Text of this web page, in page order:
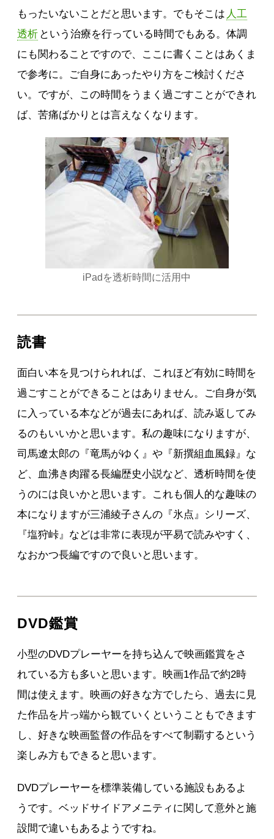
もったいないことだと思います。でもそこは 人工
透析 という治療を行っている時間でもある。体調
にも関わることですので、ここに書くことはあくま
で参考に。ご自身にあったやり方をご検討くださ
い。ですが、この時間をうまく過ごすことができれ
ば、苦痛ばかりとは言えなくなります。
iPadを透析時間に活用中
読書
面白い本を見つけられれば、これほど有効に時間を
過ごすことができることはありません。ご自身が気
に入っている本などが過去にあれば、読み返してみ
るのもいいかと思います。私の趣味になりますが、
司馬遼太郎の『竜馬がゆく』や『新撰組血風録』な
ど、血沸き肉躍る長編歴史小説など、透析時間を使
うのには良いかと思います。これも個人的な趣味の
本になりますが三浦綾子さんの『氷点』シリーズ、
『塩狩峠』などは非常に表現が平易で読みやすく、
なおかつ長編ですので良いと思います。
DVD鑑賞
小型のDVDプレーヤーを持ち込んで映画鑑賞をさ
れている方も多いと思います。映画1作品で約2時
間は使えます。映画の好きな方でしたら、過去に見
た作品を片っ端から観ていくということもできます
し、好きな映画監督の作品をすべて制覇するという
楽しみ方もできると思います。
DVDプレーヤーを標準装備している施設もあるよ
うです。ベッドサイドアメニティに関して意外と施
設間で違いもあるようですね。